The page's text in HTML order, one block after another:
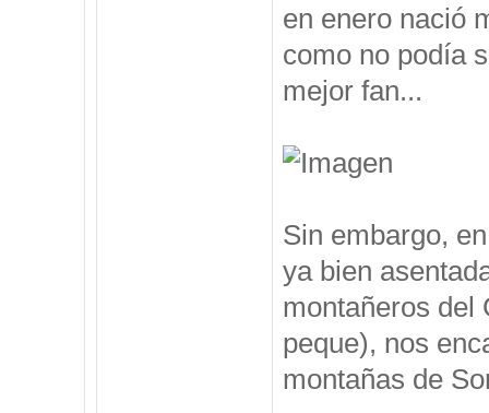
en enero nació
como no podía
mejor fan...
Sin embargo,
ya bien
montañeros del
peque), nos
montañas de